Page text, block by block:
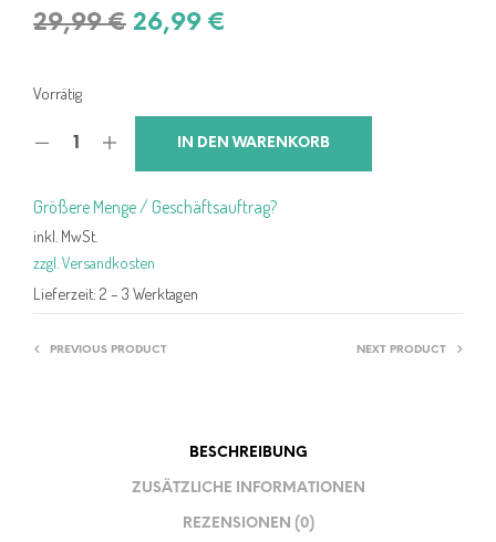
29,99€ Ursprünglicher
29,99 €
26,99 €
26,99 €.
Vorrätig
IN DEN WARENKORB
Größere Menge / Geschäftsauftrag?
inkl. MwSt.
zzgl. Versandkosten
Lieferzeit: 2 – 3 Werktagen
PREVIOUS PRODUCT NEXT PRODUCT
BESCHREIBUNG
ZUSÄTZLICHE INFORMATIONEN
REZENSIONEN (0)